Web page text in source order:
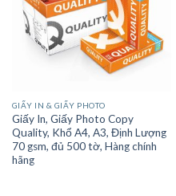
GIẤY IN & GIẤY PHOTO
Giấy In, Giấy Photo Copy
Quality, Khổ A4, A3, Định Lượng
70 gsm, đủ 500 tờ, Hàng chính
hãng